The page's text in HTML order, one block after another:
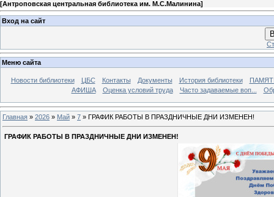
[Антроповская центральная библиотека им. М.С.Малинина]
Вход на сайт
Меню сайта
Новости библиотеки ЦБС Контакты Документы История библиотеки
АФИША
Оценка условий труда Часто задаваемые воп...
Главная » 2026 » Май » 7 » ГРАФИК РАБОТЫ В ПРАЗДНИЧНЫЕ ДНИ ИЗМЕНЕН!
ГРАФИК РАБОТЫ В ПРАЗДНИЧНЫЕ ДНИ ИЗМЕНЕН!